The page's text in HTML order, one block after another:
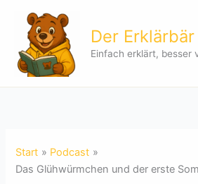
springen
Der
Einfach erklärt, besser
Start
Podcast
Das Glühwürmchen und der erste